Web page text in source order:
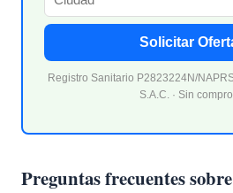
Solicitar
Registro Sanitario P2823224N/
S.A.C. · Sin
Preguntas frecuentes